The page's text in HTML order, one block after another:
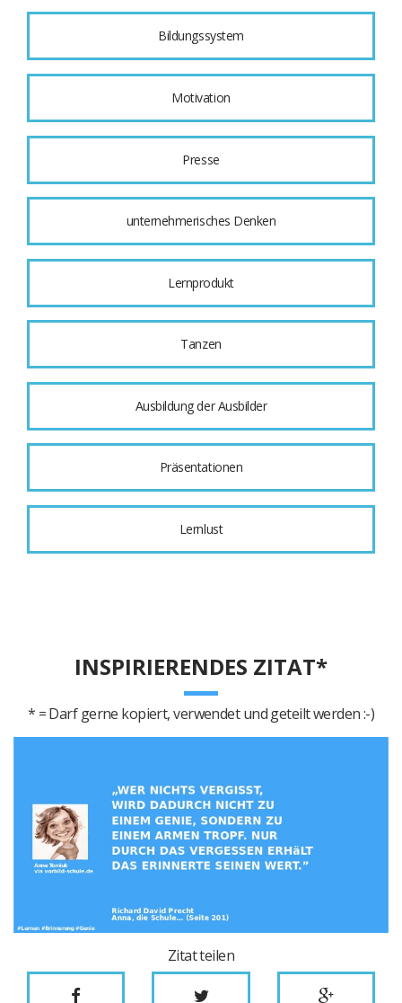
Bildungssystem
Motivation
Presse
unternehmerisches Denken
Lernprodukt
Tanzen
Ausbildung der Ausbilder
Präsentationen
Lernlust
INSPIRIERENDES ZITAT*
* = Darf gerne kopiert, verwendet und geteilt werden :-)
Zitat teilen